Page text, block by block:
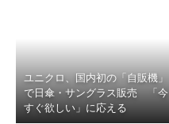
ユニクロ、国内初の「自販機」
で日傘・サングラス販売 「今
すぐ欲しい」に応える